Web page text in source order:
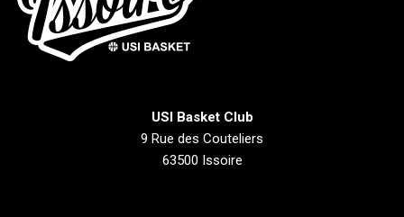
USI Basket Club
9 Rue des Couteliers
63500 Issoire